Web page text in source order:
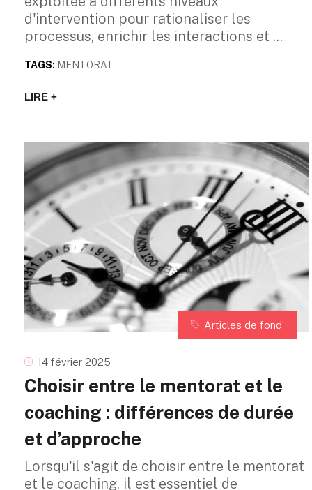
d'intervention pour rationaliser les
processus, enrichir les interactions et
TAGS: MENTORAT
LIRE +
Articles de fond
14 février 2025
Choisir entre le mentorat et le
coaching : différences de durée
et d’approche
Lorsqu'il s'agit de choisir entre le mentorat
et le coaching, il est essentiel de